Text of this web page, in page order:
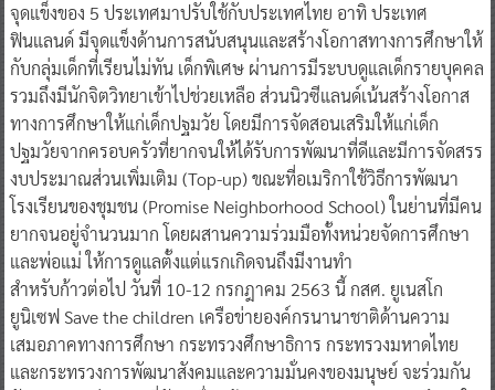
จุดแข็งของ 5 ประเทศมาปรับใช้กับประเทศไทย อาทิ ประเทศ
ฟินแลนด์ มีจุดแข็งด้านการสนับสนุนและสร้างโอกาสทางการศึกษาให้
กับกลุ่มเด็กที่เรียนไม่ทัน เด็กพิเศษ ผ่านการมีระบบดูแลเด็กรายบุคคล
รวมถึงมีนักจิตวิทยาเข้าไปช่วยเหลือ ส่วนนิวซีแลนด์เน้นสร้างโอกาส
ทางการศึกษาให้แก่เด็กปฐมวัย โดยมีการจัดสอนเสริมให้แก่เด็ก
ปฐมวัยจากครอบครัวที่ยากจนให้ได้รับการพัฒนาที่ดีและมีการจัดสรร
งบประมาณส่วนเพิ่มเติม (Top-up) ขณะที่อเมริกาใช้วิธีการพัฒนา
โรงเรียนของชุมชน (Promise Neighborhood School) ในย่านที่มีคน
ยากจนอยู่จำนวนมาก โดยผสานความร่วมมือทั้งหน่วยจัดการศึกษา
และพ่อแม่ ให้การดูแลตั้งแต่แรกเกิดจนถึงมีงานทำ
สำหรับก้าวต่อไป วันที่ 10-12 กรกฎาคม 2563 นี้ กสศ. ยูเนสโก
ยูนิเซฟ Save the children เครือข่ายองค์กรนานาชาติด้านความ
เสมอภาคทางการศึกษา กระทรวงศึกษาธิการ กระทรวงมหาดไทย
และกระทรวงการพัฒนาสังคมและความมั่นคงของมนุษย์ จะร่วมกัน